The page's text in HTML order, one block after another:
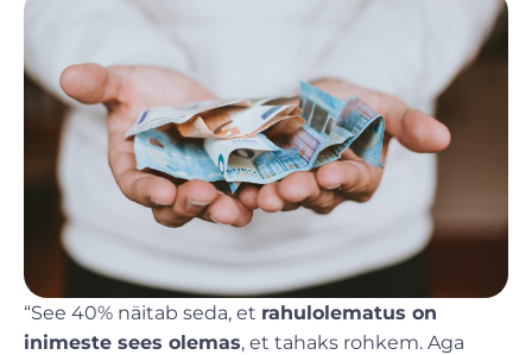
“See 40% näitab seda, et rahulolematus on
inimeste sees olemas, et tahaks rohkem. Aga